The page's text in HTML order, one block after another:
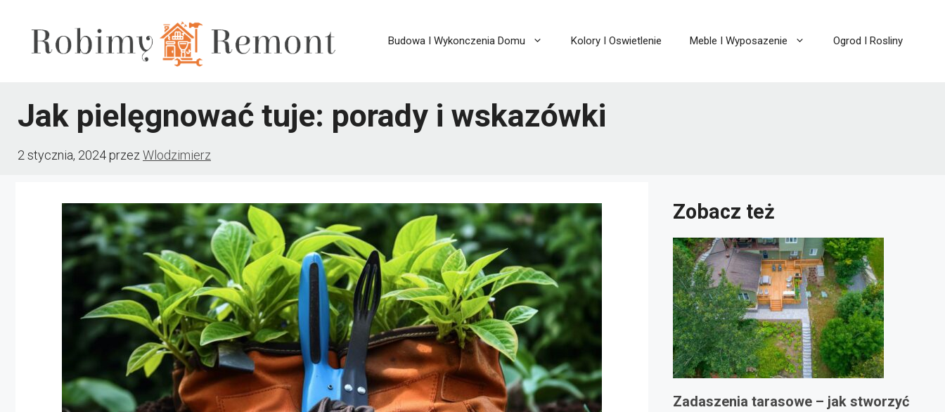
Budowa I Wykonczenia Domu Kolory I Oswietlenie Meble I Wyposazenie Ogrod I Rosliny
Jak pielęgnować tuje: porady i wskazówki
2 stycznia, 2024przez Wlodzimierz
Zobacz też
Zadaszenia tarasowe – jak stworzyć